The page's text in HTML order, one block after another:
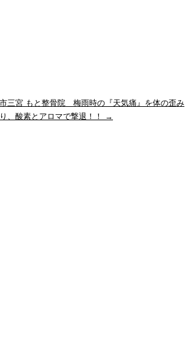
三宮 もと整骨院 梅雨時の『天気痛』を体の歪み
、酸素とアロマで撃退！！
→